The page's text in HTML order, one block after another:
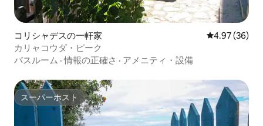
コリシャデスの一軒家 レビュー36
4.97 (36)
カリャコウダ・ピーク
バスルーム ·情報の正確さ · アメニティ・設備
スーパーホスト
スーパーホスト